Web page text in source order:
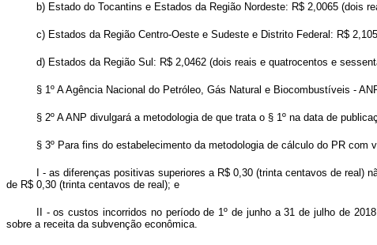
b) Estado do Tocantins e Estados da Região Nordeste: R$ 2,0065 (dois
c) Estados da Região Centro-Oeste e Sudeste e Distrito Federal: R$
d) Estados da Região Sul: R$ 2,0462 (dois reais e quatrocentos e
§ 1º A Agência Nacional do Petróleo, Gás Natural e Biocombustíveis -
§ 2º A ANP divulgará a metodologia de que trata o § 1º na data de
§ 3º Para fins do estabelecimento da metodologia de cálculo do PR com
I - as diferenças positivas superiores a R$ 0,30 (trinta centavos de real)
de R$ 0,30 (trinta centavos de real); e
II - os custos incorridos no período de 1º de junho a 31 de julho de
sobre a receita da subvenção econômica.